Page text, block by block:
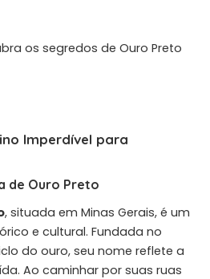
Imperdível para
de Ouro Preto
, situada em Minas Gerais, é um
e cultural. Fundada no
do ouro, seu nome reflete a
Ao caminhar por suas ruas